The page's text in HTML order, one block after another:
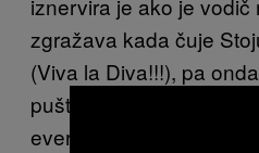
iznervira je ako je vodič
zgražava kada čuje
(Viva la Diva!!!), pa
pušta taj šund, a ne
evergreen!